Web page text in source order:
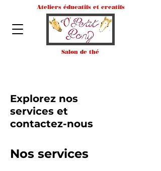
Ateliers éducatifs et creatifs
Salon de thé
Explorez nos
services et
contactez-nous
Nos services